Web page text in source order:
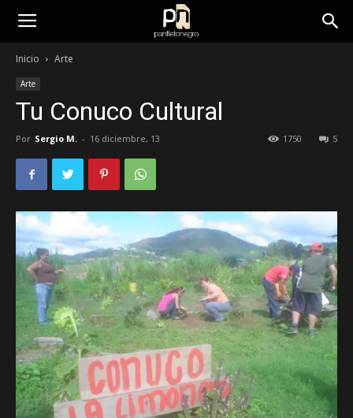
panfletonegro
Inicio Arte
Arte
Tu Conuco Cultural
Por Sergio M. - 16 diciembre, 13 5
1750